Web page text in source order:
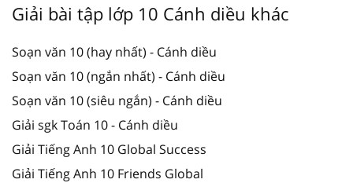
Giải bài tập lớp 10 Cánh diều khác
Soạn văn 10 (hay nhất) - Cánh diều
Soạn văn 10 (ngắn nhất) - Cánh diều
Soạn văn 10 (siêu ngắn) - Cánh diều
Giải sgk Toán 10 - Cánh diều
Giải Tiếng Anh 10 Global Success
Giải Tiếng Anh 10 Friends Global